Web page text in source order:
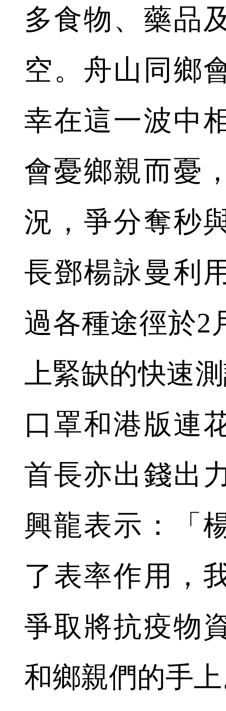
多食物、藥品
空。舟山同鄉
幸在這一波中
會憂鄉親而憂
況，爭分奪秒
長鄧楊詠曼利
過各種途徑於2
上緊缺的快速
口罩和港版連
首長亦出錢出
興龍表示：「
了表率作用，
爭取將抗疫物
和鄉親們的手